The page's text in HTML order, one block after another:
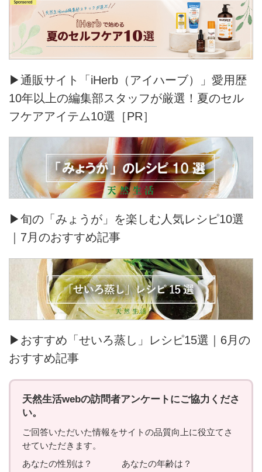
▶通販サイト「iHerb（アイハーブ）」愛用歴
10年以上の編集部スタッフが厳選！夏のセル
フケアアイテム10選［PR］
▶旬の「みょうが」を楽しむ人気レシピ10選
｜7月のおすすめ記事
▶おすすめ「せいろ蒸し」レシピ15選｜6月の
おすすめ記事